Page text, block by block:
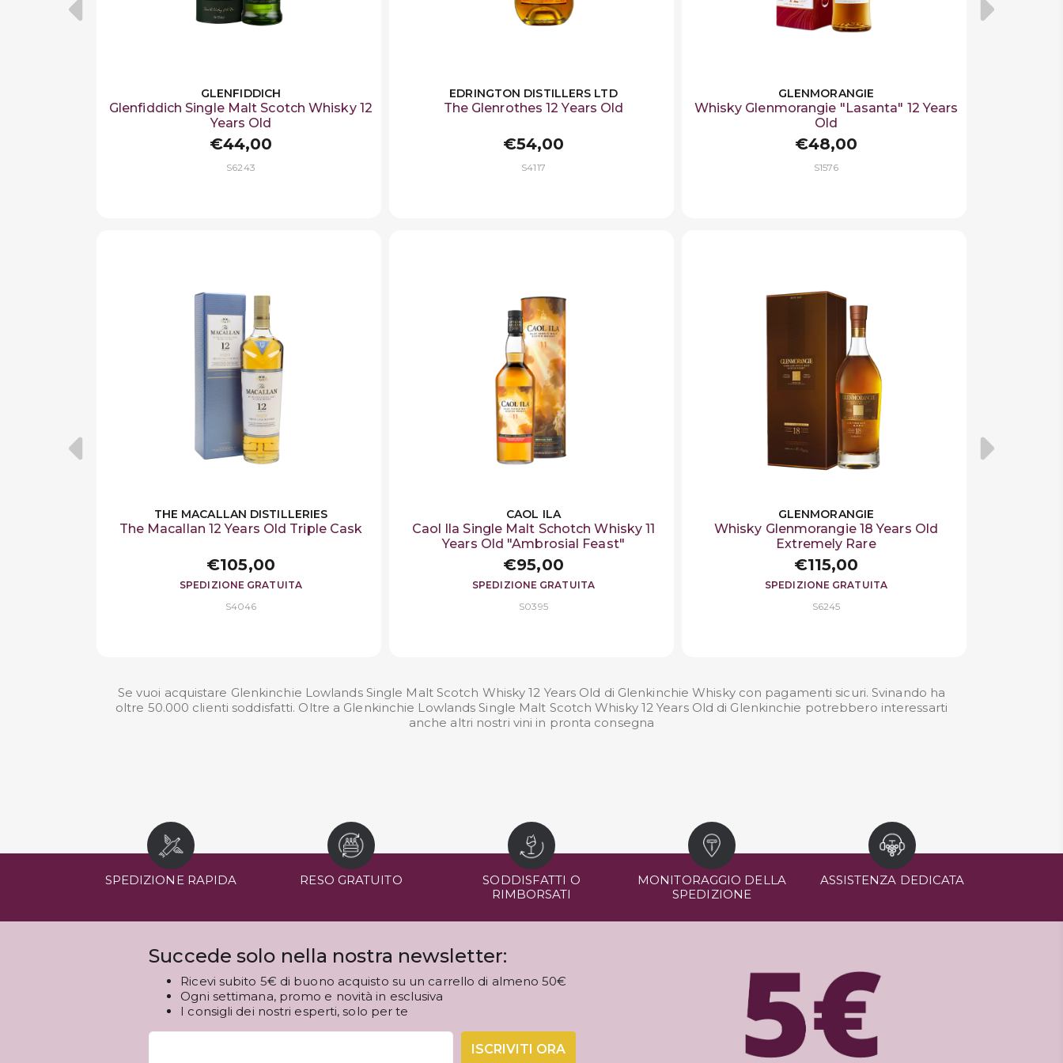
GLENFIDDICH
Glenfiddich Single Malt Scotch Whisky 12
Years Old
€44,00
S6243
EDRINGTON DISTILLERS LTD
The Glenrothes 12 Years Old
€54,00
S4117
GLENMORANGIE
Whisky Glenmorangie "Lasanta" 12 Years
Old
€48,00
S1576
THE MACALLAN DISTILLERIES
The Macallan 12 Years Old Triple Cask
€105,00
SPEDIZIONE GRATUITA
S4046
CAOL ILA
Caol Ila Single Malt Schotch Whisky 11
Years Old "Ambrosial Feast"
€95,00
SPEDIZIONE GRATUITA
S0395
GLENMORANGIE
Whisky Glenmorangie 18 Years Old
Extremely Rare
€115,00
SPEDIZIONE GRATUITA
S6245
Se vuoi acquistare Glenkinchie Lowlands Single Malt Scotch Whisky 12 Years Old di Glenkinchie Whisky con pagamenti sicuri. Svinando ha
oltre 50.000 clienti soddisfatti. Oltre a Glenkinchie Lowlands Single Malt Scotch Whisky 12 Years Old di Glenkinchie potrebbero interessarti
anche altri nostri vini in pronta consegna
SPEDIZIONE RAPIDA RESO GRATUITO
SODDISFATTI O
RIMBORSATI
MONITORAGGIO DELLA
SPEDIZIONE
ASSISTENZA DEDICATA
Succede solo nella nostra newsletter:
Ricevi subito 5€ di buono acquisto su un carrello di almeno 50€
Ogni settimana, promo e novità in esclusiva
I consigli dei nostri esperti, solo per te
ISCRIVITI ORA